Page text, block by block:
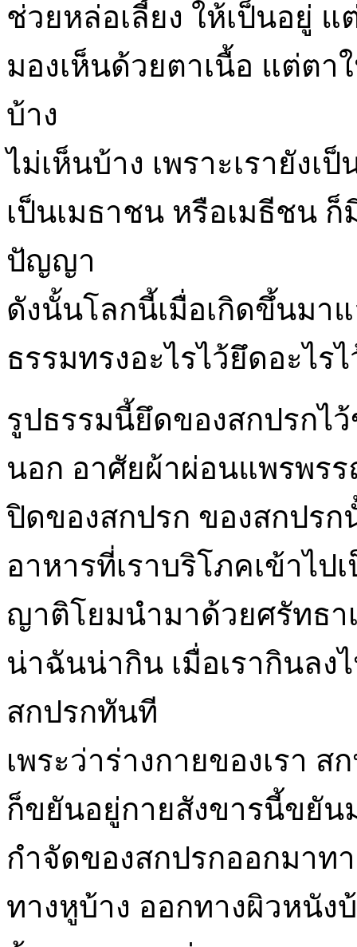
ช่วยหล่อเลี้ยง ให้เป็นอยู่
มองเห็นด้วยตาเนื้อ แต่ต
บ้าง
ไม่เห็นบ้าง เพราะเรายัง
เป็นเมธาชน หรือเมธีชน
ปัญญา
ดังนั้นโลกนี้เมื่อเกิดขึ้นมาแ
ธรรมทรงอะไรไว้ยึดอะไร
รูปธรรมนี้ยึดของสกปรกไ
นอก อาศัยผ้าผ่อนแพรพรร
ปิดของสกปรก ของสกปรก
อาหารที่เราบริโภคเข้าไ
ญาติโยมนำมาด้วยศรัทธา
น่าฉันน่ากิน เมื่อเรากินลง
สกปรกทันที
เพระว่าร่างกายของเรา
ก็ขยันอยู่กายสังขารนี้ขยัน
กำจัดของสกปรกออกมาท
ทางหูบ้าง ออกทางผิวหนัง